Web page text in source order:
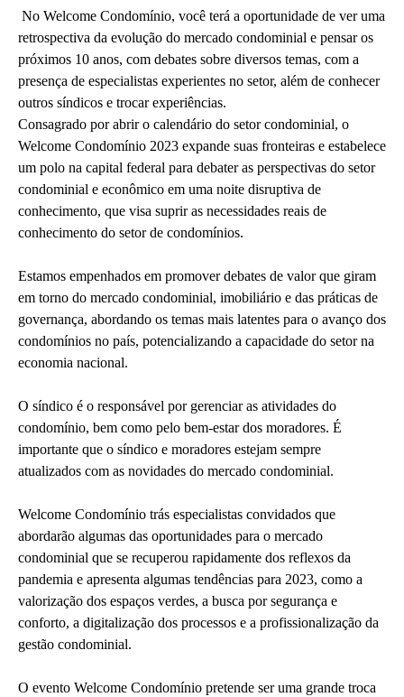
No Welcome Condomínio, você terá a oportunidade de ver uma
retrospectiva da evolução do mercado condominial e pensar os
próximos 10 anos, com debates sobre diversos temas, com a
presença de especialistas experientes no setor, além de conhecer
outros síndicos e trocar experiências.
Consagrado por abrir o calendário do setor condominial, o
Welcome Condomínio 2023 expande suas fronteiras e estabelece
um polo na capital federal para debater as perspectivas do setor
condominial e econômico em uma noite disruptiva de
conhecimento, que visa suprir as necessidades reais de
conhecimento do setor de condomínios.
Estamos empenhados em promover debates de valor que giram
em torno do mercado condominial, imobiliário e das práticas de
governança, abordando os temas mais latentes para o avanço dos
condomínios no país, potencializando a capacidade do setor na
economia nacional.
O síndico é o responsável por gerenciar as atividades do
condomínio, bem como pelo bem-estar dos moradores. É
importante que o síndico e moradores estejam sempre
atualizados com as novidades do mercado condominial.
Welcome Condomínio trás especialistas convidados que
abordarão algumas das oportunidades para o mercado
condominial que se recuperou rapidamente dos reflexos da
pandemia e apresenta algumas tendências para 2023, como a
valorização dos espaços verdes, a busca por segurança e
conforto, a digitalização dos processos e a profissionalização da
gestão condominial.
O evento Welcome Condomínio pretende ser uma grande troca